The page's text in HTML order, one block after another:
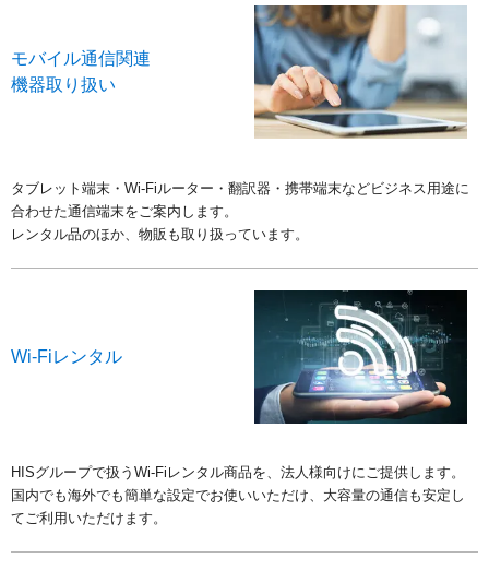
モバイル通信関連
機器取り扱い
タブレット端末・Wi-Fiルーター・翻訳器・携帯端末などビジネス用途に
合わせた通信端末をご案内します。
レンタル品のほか、物販も取り扱っています。
Wi-Fiレンタル
HISグループで扱うWi-Fiレンタル商品を、法人様向けにご提供します。
国内でも海外でも簡単な設定でお使いいただけ、大容量の通信も安定し
てご利用いただけます。